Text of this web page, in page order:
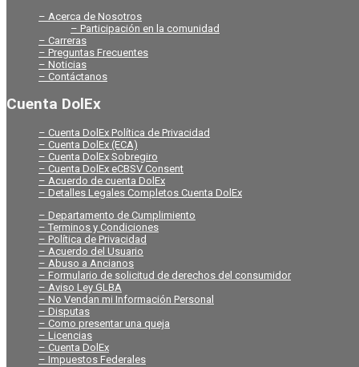
– Acerca de Nosotros
– Participación en la comunidad
– Carreras
– Preguntas Frecuentes
– Noticias
– Contáctanos
Cuenta DolEx
– Cuenta DolEx Política de Privacidad
– Cuenta DolEx (ECA)
– Cuenta DolEx Sobregiro
– Cuenta DolEx eCBSV Consent
– Acuerdo de cuenta DolEx
– Detalles Legales Completos Cuenta DolEx
– Departamento de Cumplimiento
– Terminos y Condiciones
– Política de Privacidad
– Acuerdo del Usuario
– Abuso a Ancianos
– Formulario de solicitud de derechos del consumidor
– Aviso Ley GLBA
– No Vendan mi Información Personal
– Disputas
– Como presentar una queja
– Licencias
– Cuenta DolEx
– Impuestos Federales